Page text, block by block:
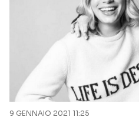
Categorie
NOTIZIE
ANTEPRIME
RETROSCENA
9 GENNAIO 2021 11:25